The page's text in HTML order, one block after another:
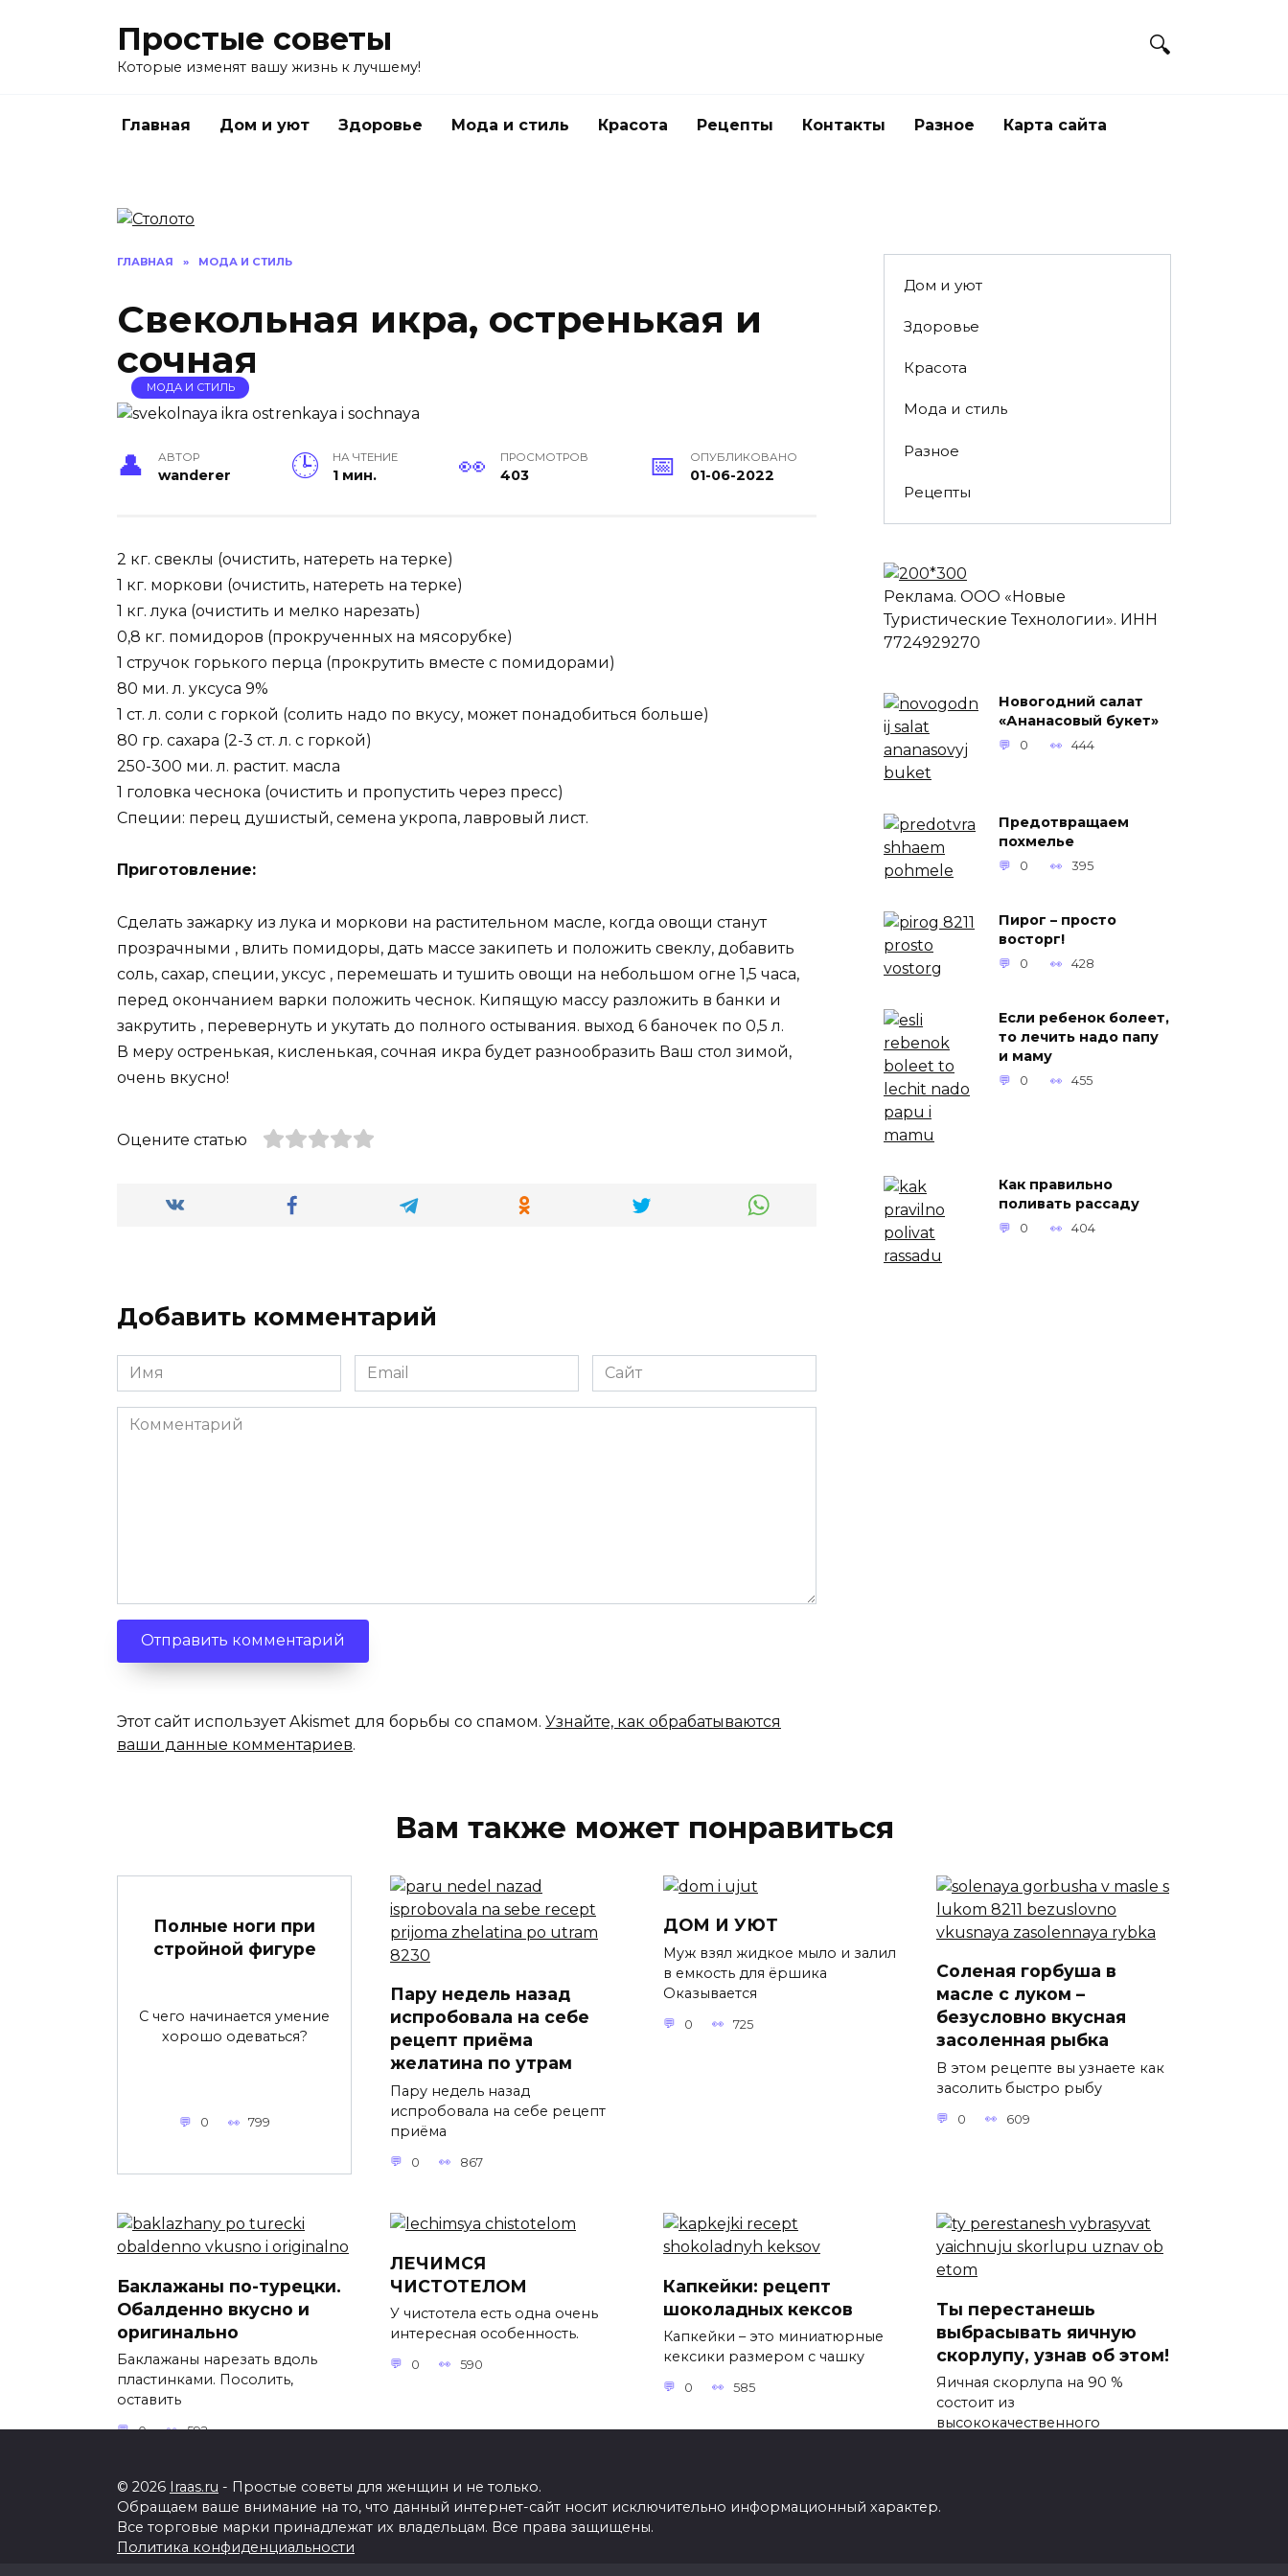
Простые советы
Которые изменят вашу жизнь к лучшему!
Главная Дом и уют Здоровье Мода и стиль Красота Рецепты Контакты Разное Карта сайта
ГЛАВНАЯ » МОДА И СТИЛЬ
Свекольная икра, остренькая и
сочная
МОДА И СТИЛЬ
АВТОР
wanderer
НА ЧТЕНИЕ
1 мин.
ПРОСМОТРОВ
403
ОПУБЛИКОВАНО
01-06-2022
2 кг. свеклы (очистить, натереть на терке)
1 кг. моркови (очистить, натереть на терке)
1 кг. лука (очистить и мелко нарезать)
0,8 кг. помидоров (прокрученных на мясорубке)
1 стручок горького перца (прокрутить вместе с помидорами)
80 ми. л. уксуса 9%
1 ст. л. соли с горкой (солить надо по вкусу, может понадобиться больше)
80 гр. сахара (2-3 ст. л. с горкой)
250-300 ми. л. растит. масла
1 головка чеснока (очистить и пропустить через пресс)
Специи: перец душистый, семена укропа, лавровый лист.
Приготовление:
Сделать зажарку из лука и моркови на растительном масле, когда овощи станут
прозрачными , влить помидоры, дать массе закипеть и положить свеклу, добавить
соль, сахар, специи, уксус , перемешать и тушить овощи на небольшом огне 1,5 часа,
перед окончанием варки положить чеснок. Кипящую массу разложить в банки и
закрутить , перевернуть и укутать до полного остывания. выход 6 баночек по 0,5 л.
В меру остренькая, кисленькая, сочная икра будет разнообразить Ваш стол зимой,
очень вкусно!
Оцените статью
Добавить комментарий
Имя
*
Email
*
Сайт
Комментарий
Этот сайт использует Akismet для борьбы со спамом. Узнайте, как обрабатываются
ваши данные комментариев.
Дом и уют
Здоровье
Красота
Мода и стиль
Разное
Рецепты
Реклама. ООО «Новые
Туристические Технологии». ИНН
7724929270
Новогодний салат
«Ананасовый букет»
0 444
Предотвращаем
похмелье
0 395
Пирог – просто
восторг!
0 428
Если ребенок болеет,
то лечить надо папу
и маму
0 455
Как правильно
поливать рассаду
0 404
Вам также может понравиться
Полные ноги при
стройной фигуре
С чего начинается умение
хорошо одеваться?
0 799
Пару недель назад
испробовала на себе
рецепт приёма
желатина по утрам
Пару недель назад
испробовала на себе рецепт
приёма
0 867
ДОМ И УЮТ
Муж взял жидкое мыло и залил
в емкость для ёршика
Оказывается
0 725
Соленая горбуша в
масле с луком –
безусловно вкусная
засоленная рыбка
В этом рецепте вы узнаете как
засолить быстро рыбу
0 609
Баклажаны по-турецки.
Обалденно вкусно и
оригинально
Баклажаны нарезать вдоль
пластинками. Посолить,
оставить
0 592
ЛЕЧИМСЯ
ЧИСТОТЕЛОМ
У чистотела есть одна очень
интересная особенность.
0 590
Капкейки: рецепт
шоколадных кексов
Капкейки – это миниатюрные
кексики размером с чашку
0 585
Ты перестанешь
выбрасывать яичную
скорлупу, узнав об этом!
Яичная скорлупа на 90 %
состоит из
высококачественного
© 2026 Iraas.ru - Простые советы для женщин и не только.
Обращаем ваше внимание на то, что данный интернет-сайт носит исключительно информационный характер.
Все торговые марки принадлежат их владельцам. Все права защищены.
Политика конфиденциальности